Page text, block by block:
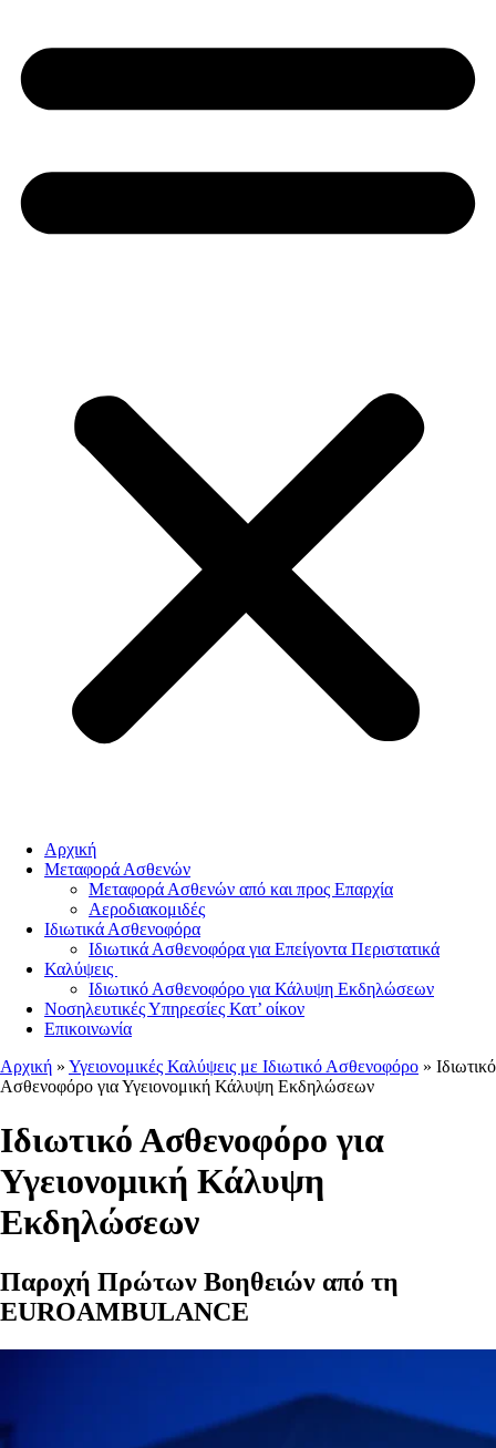
Αρχική
Μεταφορά Ασθενών
Μεταφορά Ασθενών από και προς Επαρχία
Αεροδιακομιδές
Ιδιωτικά Ασθενοφόρα
Ιδιωτικά Ασθενοφόρα για Επείγοντα Περιστατικά
Καλύψεις
Ιδιωτικό Ασθενοφόρο για Κάλυψη Εκδηλώσεων
Νοσηλευτικές Υπηρεσίες Κατ’ οίκον
Επικοινωνία
Αρχική » Υγειονομικές Καλύψεις με Ιδιωτικό Ασθενοφόρο » Ιδιωτικό
Ασθενοφόρο για Υγειονομική Κάλυψη Εκδηλώσεων
Ιδιωτικό Ασθενοφόρο για
Υγειονομική Κάλυψη
Εκδηλώσεων
Παροχή Πρώτων Βοηθειών από τη
EUROAMBULANCE